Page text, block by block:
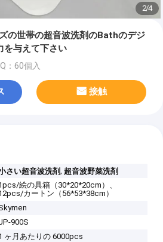
2/4
の世帯の超音波洗剤のBathのデジ
を与えて下さい
：60個入
接触
さい超音波洗剤,超音波野菜洗剤
絵の具箱（30*20*20cm）、
カートン（56*53*38cm）
900S
ヶ月あたりの 6000pcs